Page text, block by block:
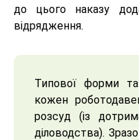
до цього наказу
відрядження.
Типової форми
кожен
розсуд (із
діловодства).